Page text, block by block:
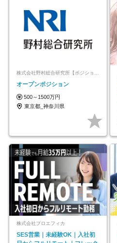
株式会社野村総合研究所【ポジションマッチ登録】
オープンポジション
500～1500万円
東京都_神奈川県
株式会社プロエフィカ
SES営業｜未経験OK｜入社初